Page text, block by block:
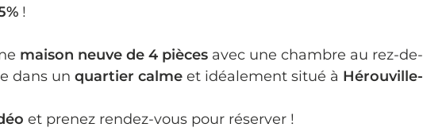
!
maison neuve de 4 pièces avec une chambre au rez-de-
dans un quartier calme et idéalement situé à Hérouville-
et prenez rendez-vous pour réserver !